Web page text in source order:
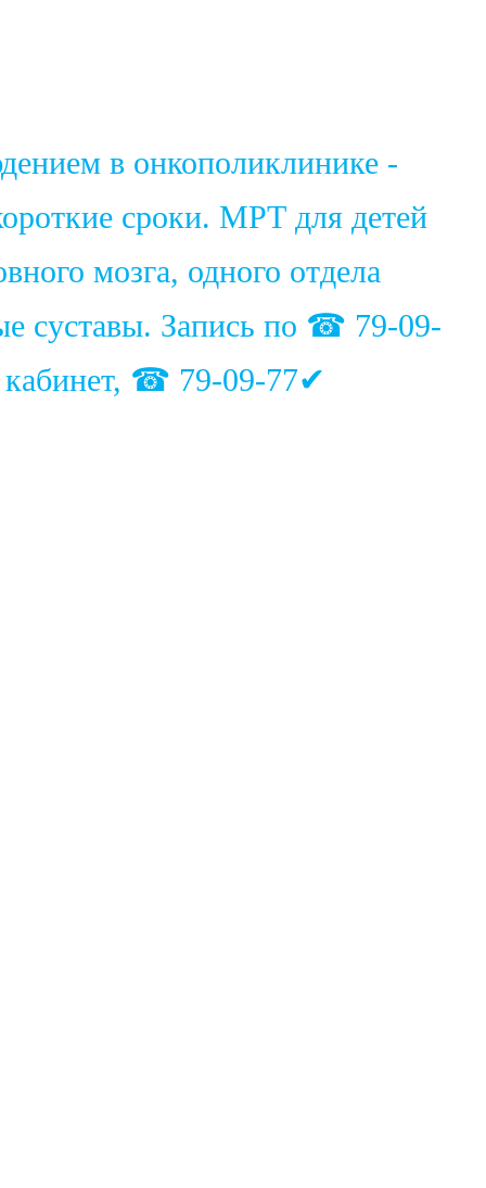
в онкополиклинике -
сроки. МРТ для детей
мозга, одного отдела
суставы. Запись по ☎ 79-09-
кабинет, ☎ 79-09-77✔